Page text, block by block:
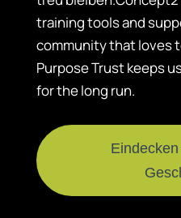
training tools and
community that loves
Purpose Trust keeps
for the long run.